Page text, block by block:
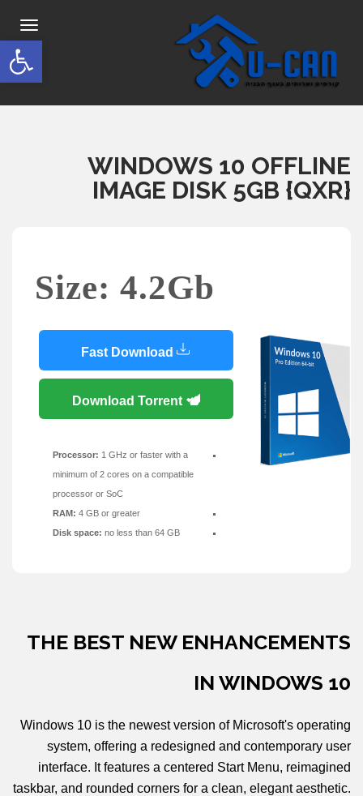
פתח
WINDOWS 10 OFFLINE
IMAGE DISK 5GB {QXR}
Size: 4.2Gb
Processor: 1 GHz or faster with a
minimum of 2 cores on a compatible
processor or SoC
RAM: 4 GB or greater
Disk space: no less than 64 GB
THE BEST NEW ENHANCEMENTS
IN WINDOWS 10
Windows 10 is the newest version of Microsoft's operating
system, offering a redesigned and contemporary user
interface. It features a centered Start Menu, reimagined
taskbar, and rounded corners for a clean, elegant aesthetic.